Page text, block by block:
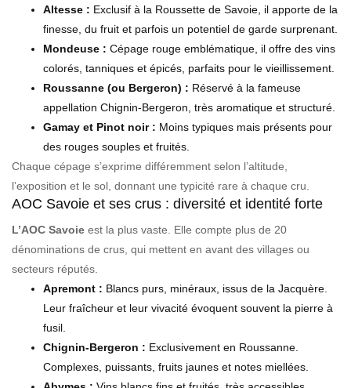
Altesse : Exclusif à la Roussette de Savoie, il apporte de la
finesse, du fruit et parfois un potentiel de garde surprenant.
Mondeuse : Cépage rouge emblématique, il offre des vins
colorés, tanniques et épicés, parfaits pour le vieillissement.
Roussanne (ou Bergeron) : Réservé à la fameuse
appellation Chignin-Bergeron, très aromatique et structuré.
Gamay et Pinot noir : Moins typiques mais présents pour
des rouges souples et fruités.
Chaque cépage s’exprime différemment selon l’altitude,
l’exposition et le sol, donnant une typicité rare à chaque cru.
AOC Savoie et ses crus : diversité et identité forte
L’AOC Savoie est la plus vaste. Elle compte plus de 20
dénominations de crus, qui mettent en avant des villages ou
secteurs réputés.
Apremont : Blancs purs, minéraux, issus de la Jacquère.
Leur fraîcheur et leur vivacité évoquent souvent la pierre à
fusil.
Chignin-Bergeron : Exclusivement en Roussanne.
Complexes, puissants, fruits jaunes et notes miellées.